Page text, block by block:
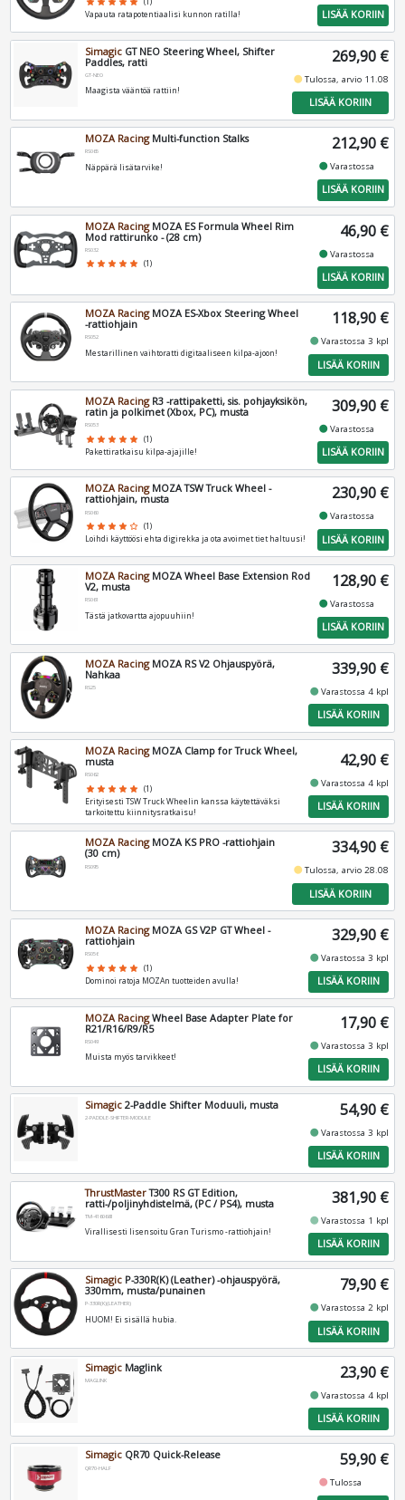
Vapauta ratapotentiaalisi kunnon ratilla!
LISÄÄ KORIIN
Simagic GT NEO Steering Wheel, Shifter
Paddles, ratti
GT-NEO
Maagista vääntöä rattiin!
269,90 €
fiber_manual_recordTulossa, arvio 11.08
LISÄÄ KORIIN
MOZA RacingMulti-function Stalks
RS065
Näppärä lisätarvike!
212,90 €
fiber_manual_recordVarastossa
LISÄÄ KORIIN
MOZA RacingMOZA ES Formula Wheel Rim
Mod rattirunko - (28 cm)
RS032
star star star star star (1)
46,90 €
fiber_manual_recordVarastossa
LISÄÄ KORIIN
MOZA RacingMOZA ES-Xbox Steering Wheel
-rattiohjain
RS052
Mestarillinen vaihtoratti digitaaliseen kilpa-ajoon!
118,90 €
fiber_manual_recordVarastossa 3 kpl
LISÄÄ KORIIN
MOZA RacingR3 -rattipaketti, sis. pohjayksikön,
ratin ja polkimet (Xbox, PC), musta
RS053
star star star star star (1)
Pakettiratkaisu kilpa-ajajille!
309,90 €
fiber_manual_recordVarastossa
LISÄÄ KORIIN
MOZA RacingMOZA TSW Truck Wheel -
rattiohjain, musta
RS060
star star star star star_border (1)
Loihdi käyttöösi ehta digirekka ja ota avoimet tiet haltuusi!
230,90 €
fiber_manual_recordVarastossa
LISÄÄ KORIIN
MOZA RacingMOZA Wheel Base Extension Rod
V2, musta
RS061
Tästä jatkovartta ajopuuhiin!
128,90 €
fiber_manual_recordVarastossa
LISÄÄ KORIIN
MOZA RacingMOZA RS V2 Ohjauspyörä,
Nahkaa
RS25
339,90 €
fiber_manual_recordVarastossa 4 kpl
LISÄÄ KORIIN
MOZA RacingMOZA Clamp for Truck Wheel,
musta
RS062
star star star star star (1)
Erityisesti TSW Truck Wheelin kanssa käytettäväksi
tarkoitettu kiinnitysratkaisu!
42,90 €
fiber_manual_recordVarastossa 4 kpl
LISÄÄ KORIIN
MOZA RacingMOZA KS PRO -rattiohjain
(30 cm)
RS095
334,90 €
fiber_manual_recordTulossa, arvio 28.08
LISÄÄ KORIIN
MOZA RacingMOZA GS V2P GT Wheel -
rattiohjain
RS056
star star star star star (1)
Dominoi ratoja MOZAn tuotteiden avulla!
329,90 €
fiber_manual_recordVarastossa 3 kpl
LISÄÄ KORIIN
MOZA RacingWheel Base Adapter Plate for
R21/R16/R9/R5
RS049
Muista myös tarvikkeet!
17,90 €
fiber_manual_recordVarastossa 3 kpl
LISÄÄ KORIIN
Simagic 2-Paddle Shifter Moduuli, musta
2-PADDLE-SHIFTER-MODULE 54,90 €
fiber_manual_recordVarastossa 3 kpl
LISÄÄ KORIIN
ThrustMasterT300 RS GT Edition,
ratti-/poljinyhdistelmä, (PC / PS4), musta
TM-4160681
Virallisesti lisensoitu Gran Turismo -rattiohjain!
381,90 €
fiber_manual_recordVarastossa 1 kpl
LISÄÄ KORIIN
Simagic P-330R(K) (Leather) -ohjauspyörä,
330mm, musta/punainen
P-330R(K)(LEATHER)
HUOM! Ei sisällä hubia.
79,90 €
fiber_manual_recordVarastossa 2 kpl
LISÄÄ KORIIN
Simagic Maglink
MAGLINK 23,90 €
fiber_manual_recordVarastossa 4 kpl
LISÄÄ KORIIN
Simagic QR70 Quick-Release
QR70-HALF 59,90 €
fiber_manual_recordTulossa